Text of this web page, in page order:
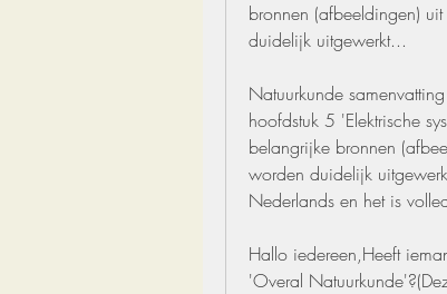
bronnen (afbeeldingen)
duidelijk uitgewerkt...
Natuurkunde
hoofdstuk 5 'Elektrische
belangrijke bronnen
worden duidelijk
Nederlands en het is
Hallo iedereen,Heeft
'Overal